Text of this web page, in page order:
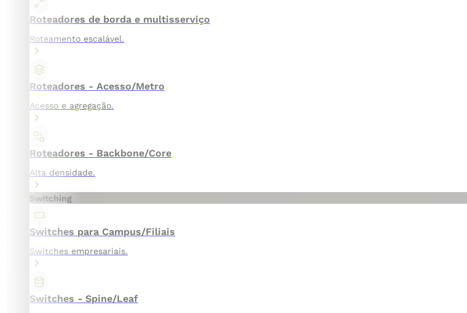
Roteadores de borda e multisserviço
Roteamento escalável.
Roteadores - Acesso/Metro
Acesso e agregação.
Roteadores - Backbone/Core
Alta densidade.
Switching
Switches para Campus/Filiais
Switches empresariais.
Switches - Spine/Leaf